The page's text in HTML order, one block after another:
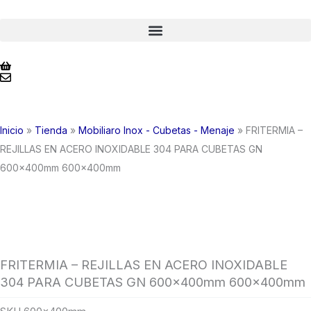
Inicio » Tienda » Mobiliaro Inox - Cubetas - Menaje » FRITERMIA –
REJILLAS EN ACERO INOXIDABLE 304 PARA CUBETAS GN
600x400mm 600x400mm
FRITERMIA – REJILLAS EN ACERO INOXIDABLE
304 PARA CUBETAS GN 600x400mm 600x400mm